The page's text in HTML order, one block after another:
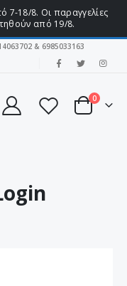
7-18/8. Οι παραγγελίες
από 19/8.
& 6985033163
Cart
0